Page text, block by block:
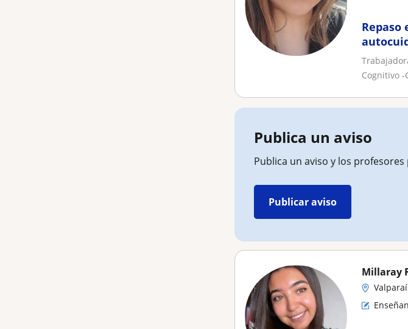
Cognitivo
Publica un aviso
Publica un aviso y los
Publicar aviso
Millaray